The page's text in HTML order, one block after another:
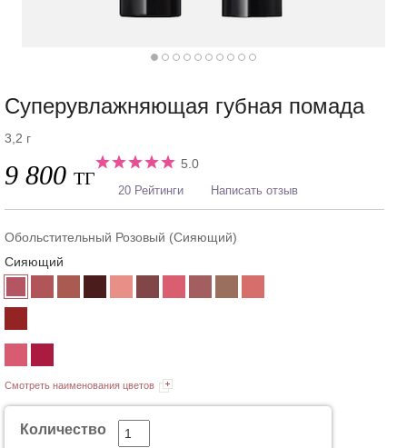
Суперувлажняющая губная помада
3,2 г
9 800 ТГ
5.0
20 Рейтинги Написать отзыв
Обольстительный Розовый (Сияющий)
Сияющий
Смотреть наименования цветов
Количество